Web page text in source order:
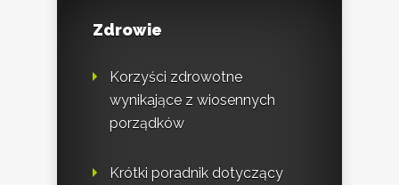
Zdrowie
Korzyści zdrowotne
wynikające z wiosennych
porządków
Krótki poradnik dotyczący